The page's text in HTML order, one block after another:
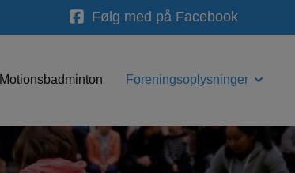
Følg med på Facebook
Motionsbadminton Foreningsoplysninger